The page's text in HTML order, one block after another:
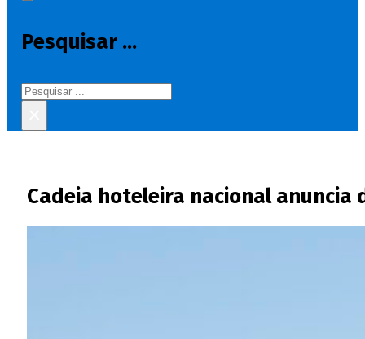
Pesquisar ...
Pesquisar
Cadeia hoteleira nacional anuncia